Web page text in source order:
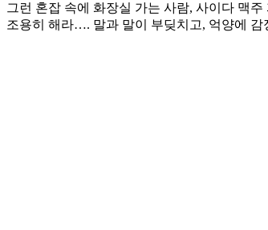
그런 혼잡 속에 화장실 가는 사람, 사이다 맥
조용히 해라…. 말과 말이 부딪치고, 억양에 감